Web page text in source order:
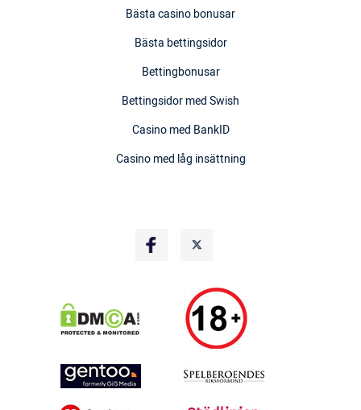
Bästa casino bonusar
Bästa bettingsidor
Bettingbonusar
Bettingsidor med Swish
Casino med BankID
Casino med låg insättning